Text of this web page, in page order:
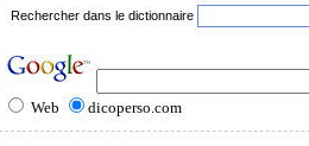
Rechercher dans le dictionnaire
Web dicoperso.com